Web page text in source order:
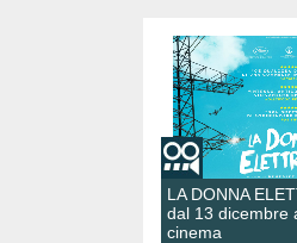
LA DONNA
dal 13 dicembre
cinema